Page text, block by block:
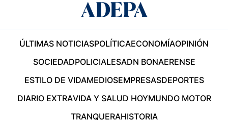
ÚLTIMAS NOTICIASPOLÍTICAECONOMÍAOPINIÓN
SOCIEDADPOLICIALESADN BONAERENSE
ESTILO DE VIDAMEDIOSEMPRESASDEPORTES
DIARIO EXTRAVIDA Y SALUD HOYMUNDO MOTOR
TRANQUERAHISTORIA